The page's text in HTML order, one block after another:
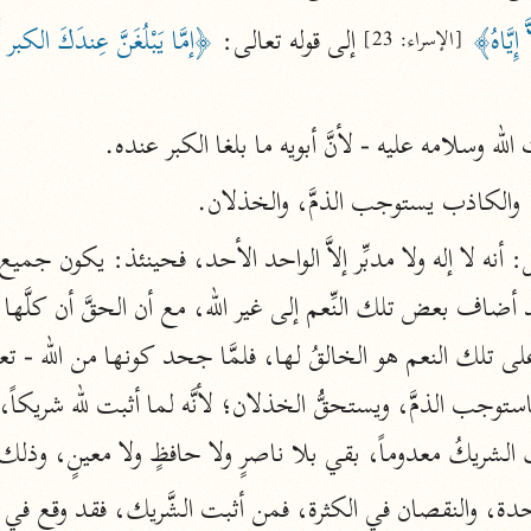
نحو ١١ مجلدًا
التسهيل لعلوم التنزيل
نحو ٣ مجلدات
موسوعات
روح المعاني
الآلوسي (١٢٧٠ هـ)
نحو ٢٨ مجلدًا
مفاتيح الغيب
فخر الدين الرازي (٦٠٦ هـ)
[الإسراء: 23] إلى قوله تعالى: ﴿إمَّا يَبْلُغَنَّ عِندَكَ
وسلامه عليه - لأنَّ أبويه ما بلغا الكبر عنده.
يستوجب الذمَّ، والخذلان.
معدوماً، بقي بلا ناصرٍ ولا حافظٍ ولا معينٍ،
والنقصان في الكثرة، فمن أثبت الشَّريك، فقد وقع